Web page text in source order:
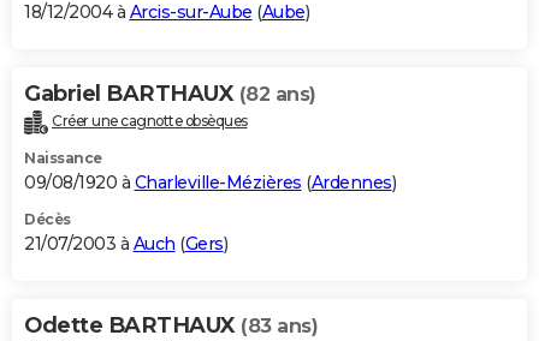
18/12/2004 à Arcis-sur-Aube (Aube)
Gabriel BARTHAUX (82 ans)
Créer une cagnotte obsèques
Naissance
09/08/1920 à Charleville-Mézières (Ardennes)
Décès
21/07/2003 à Auch (Gers)
Odette BARTHAUX (83 ans)